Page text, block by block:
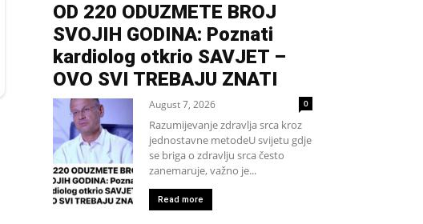
OD 220 ODUZMETE BROJ
SVOJIH GODINA: Poznati
kardiolog otkrio SAVJET –
OVO SVI TREBAJU ZNATI
August 7, 2026 0
Razumijevanje zdravlja srca kroz
jednostavne metodeU svijetu gdje
se briga o zdravlju srca često
zanemaruje, važno je...
Read more